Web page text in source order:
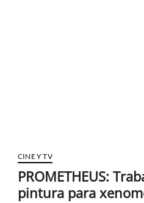
CINE Y TV
PROMETHEUS:
pintura para